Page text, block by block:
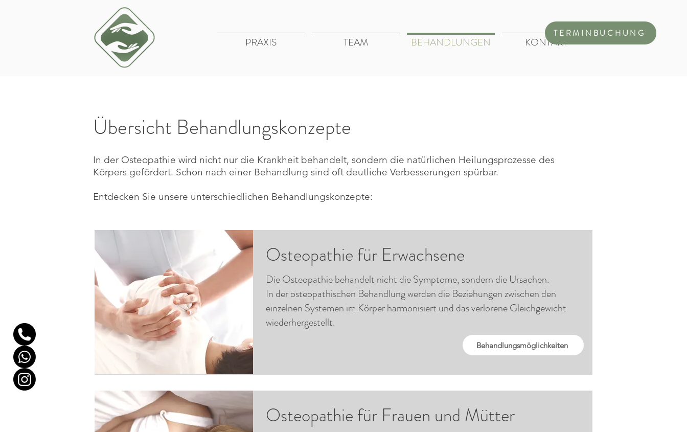
TERMINBUCHUNG
PRAXIS TEAM BEHANDLUNGEN KONTAKT
Übersicht Behandlungskonzepte
In der Osteopathie wird nicht nur die Krankheit behandelt, sondern die natürlichen Heilungsprozesse des
Körpers gefördert. Schon nach einer Behandlung sind oft deutliche Verbesserungen spürbar.
Entdecken Sie unsere unterschiedlichen Behandlungskonzepte:
Osteopathie für Erwachsene
Die Osteopathie behandelt nicht die Symptome, sondern die Ursachen.
In der osteopathischen Behandlung werden die Beziehungen zwischen den
einzelnen Systemen im Körper harmonisiert und das verlorene Gleichgewicht
wiederhergestellt.
Behandlungsmöglichkeiten
Osteopathie für Frauen und Mütter